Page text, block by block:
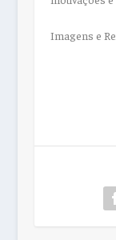
Imagens e